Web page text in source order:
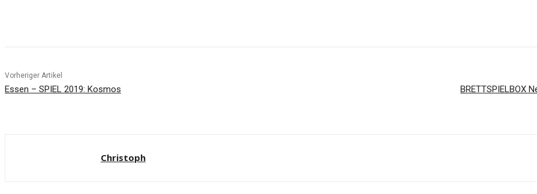
Vorheriger Artikel
Essen – SPIEL 2019: Kosmos
BRETTSPIELBOX
Christoph